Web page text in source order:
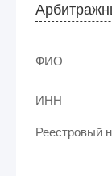
ФИО
ИНН
Реестровый